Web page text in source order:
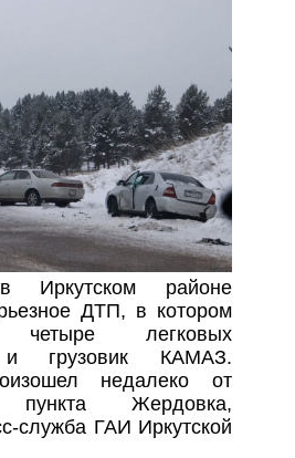
районе
ДТП, в котором
четыре легковых
и грузовик КАМАЗ.
недалеко от
пункта Жердовка,
служба ГАИ Иркутской